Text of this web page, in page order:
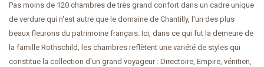
Pas moins de 120 chambres de très grand confort dans un cadre unique
de verdure qui n'est autre que le domaine de Chantilly, l'un des plus
beaux fleurons du patrimoine français. Ici, dans ce qui fut la demeure de
la famille Rothschild, les chambres reflètent une variété de styles qui
constitue la collection d'un grand voyageur : Directoire, Empire, vénitien,